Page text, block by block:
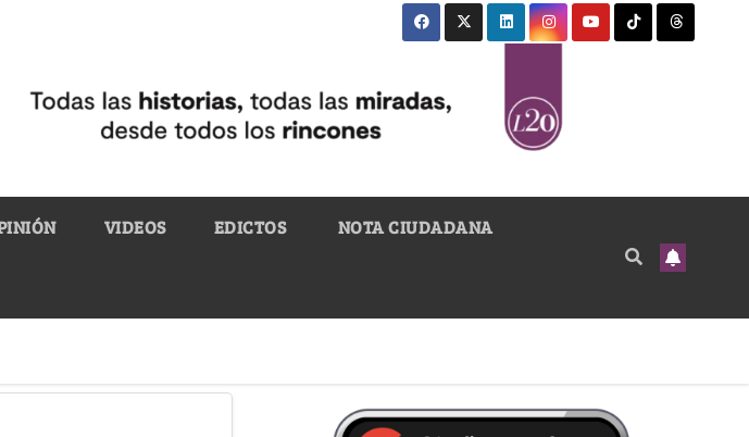
VIDEOS EDICTOS NOTA CIUDADANA